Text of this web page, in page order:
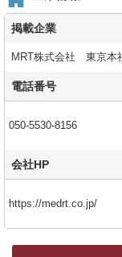
掲載企業
MRT株式会社 東京本
電話番号
050-5530-8156
会社HP
https://medrt.co.jp/